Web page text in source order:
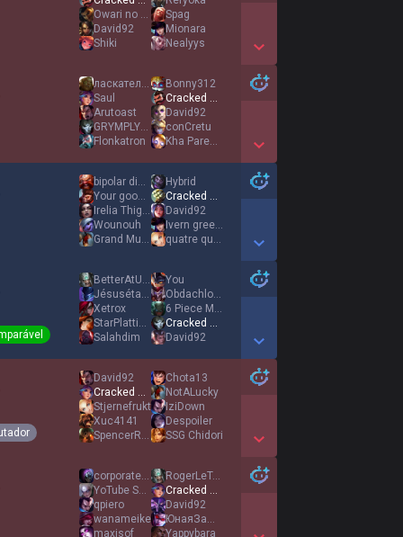
Owari no Briar
David92
Shiki
Spag
Mionara
Nealyys
Show More Detail Games
ласкатель ножек
Saul
Arutoast
GRYMPLYNGS
Flonkatron
Bonny312
Cracked Bambi
David92
conCretu
Kha Parezza
Show More Detail Games
bipolar disorder
Your good girll
Irelia Thighs xd
Wounouh
Grand Munster
Hybrid
Cracked Bambi
David92
Ivern green dad
quatre quarts
Show More Detail Games
BetterAtUrChamp
Jésusétaitnoir
Xetrox
StarPlattinium
Salahdim
You
Obdachloser
6 Piece McNugget
Cracked Bambi
David92
Show More Detail Games
David92
Cracked Bambi
Stjernefrukt
Xuc4141
SpencerReid4
Chota13
NotALucky
IziDown
Despoiler
SSG Chidori
Show More Detail Games
corporate mundo
YoTube SEFRI KNH
qpiero
wanameike
maxisof
RogerLeTavernier
Cracked Bambi
David92
ЮнаяЗащеканка
Yappybara